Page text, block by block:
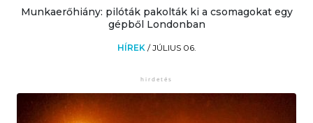
Munkaerőhiány: pilóták pakolták ki a csomagokat egy
gépből Londonban
HÍREK /JÚLIUS 06.